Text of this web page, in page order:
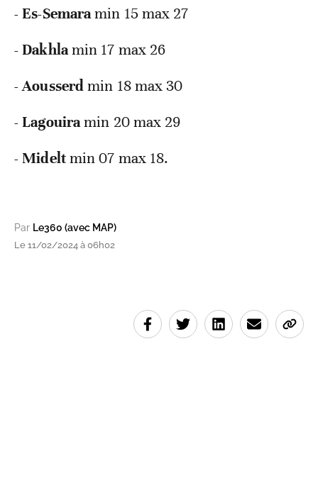
- Es-Semaramin 15 max 27
- Dakhlamin 17 max 26
- Aousserdmin 18 max 30
- Lagouiramin 20 max 29
- Mideltmin 07 max 18.
Par Le360 (avec MAP)
Le 11/02/2024 à 06h02